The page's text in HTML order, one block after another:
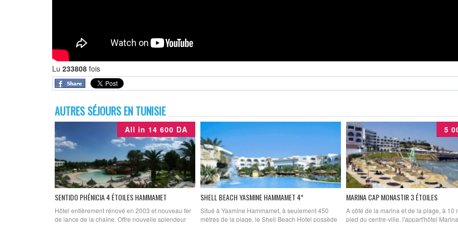
Lu 233808 fois
AUTRES SÉJOURS EN TUNISIE
All in 14 600 DA
SENTIDO PHÉNICIA 4 ÉTOILES HAMMAMET
Hôtel entièrement rénové en 2003 et nouveau fer
de lance de la chaîne. Offre nouvelle splendeur
SHELL BEACH YASMINE HAMMAMET 4*
Situé à Yasmine Hammamet, à seulement 450
mètres de la plage, le Shell Beach Hotel possède
5
MARINA CAP MONASTIR 3 ÉTOILES
A côté de la marina et de la plage, à 10
pied du centre-ville, l'appart'hôtel